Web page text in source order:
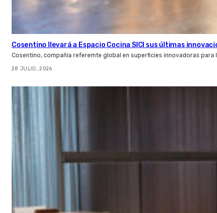
Cosentino llevará a Espacio Cocina SICI sus últimas
Cosentino, compañía referemte global en superficies innovadoras
28 JULIO, 2026